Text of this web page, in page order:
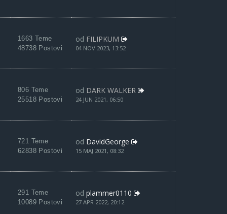
1663 Teme
48738 Postovi
od FILIPKUM
04 NOV 2023, 13:52
806 Teme
25518 Postovi
od DARK WALKER
24 JUN 2021, 06:50
721 Teme
62838 Postovi
od DavidGeorge
15 MAJ 2021, 08:32
291 Teme
10089 Postovi
od plammer0110
27 APR 2022, 20:12